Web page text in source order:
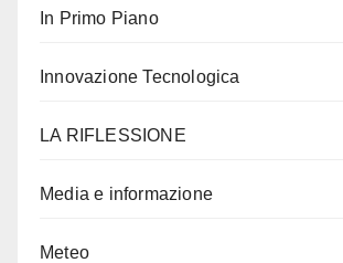
In Primo Piano
Innovazione Tecnologica
LA RIFLESSIONE
Media e informazione
Meteo